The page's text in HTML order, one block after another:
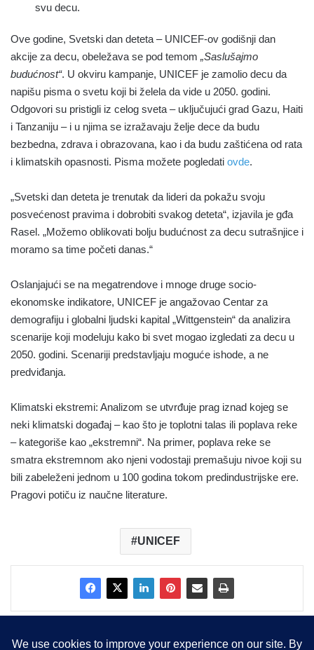
svu decu.
Ove godine, Svetski dan deteta – UNICEF-ov godišnji dan
akcije za decu, obeležava se pod temom „Saslušajmo
budućnost“. U okviru kampanje, UNICEF je zamolio decu da
napišu pisma o svetu koji bi želela da vide u 2050. godini.
Odgovori su pristigli iz celog sveta – uključujući grad Gazu, Haiti
i Tanzaniju – i u njima se izražavaju želje dece da budu
bezbedna, zdrava i obrazovana, kao i da budu zaštićena od rata
i klimatskih opasnosti. Pisma možete pogledati ovde.
„Svetski dan deteta je trenutak da lideri da pokažu svoju
posvećenost pravima i dobrobiti svakog deteta“, izjavila je gđa
Rasel. „Možemo oblikovati bolju budućnost za decu sutrašnjice i
moramo sa time početi danas.“
Oslanjajući se na megatrendove i mnoge druge socio-
ekonomske indikatore, UNICEF je angažovao Centar za
demografiju i globalni ljudski kapital „Wittgenstein“ da analizira
scenarije koji modeluju kako bi svet mogao izgledati za decu u
2050. godini. Scenariji predstavljaju moguće ishode, a ne
predviđanja.
Klimatski ekstremi: Analizom se utvrđuje prag iznad kojeg se
neki klimatski događaj – kao što je toplotni talas ili poplava reke
– kategoriše kao „ekstremni“. Na primer, poplava reke se
smatra ekstremnom ako njeni vodostaji premašuju nivoe koji su
bili zabeleženi jednom u 100 godina tokom predindustrijske ere.
Pragovi potiču iz naučne literature.
UNICEF